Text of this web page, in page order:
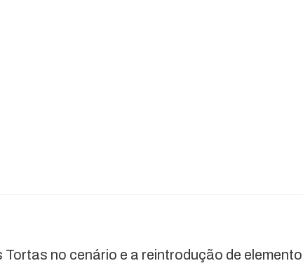
no cenário e a reintrodução de